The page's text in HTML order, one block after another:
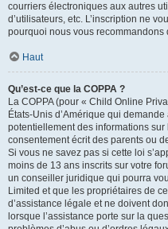
courriers électroniques aux autres
d’utilisateurs, etc. L’inscription ne
pourquoi nous vous recommandons
Haut
Qu’est-ce que la COPPA ?
La COPPA (pour « Child Online
États-Unis d’Amérique qui
potentiellement des informations
consentement écrit des parents ou
Si vous ne savez pas si cette loi
moins de 13 ans inscrits sur votre
un conseiller juridique qui pourra
Limited et que les propriétaires de
d’assistance légale et ne doivent
lorsque l’assistance porte sur la